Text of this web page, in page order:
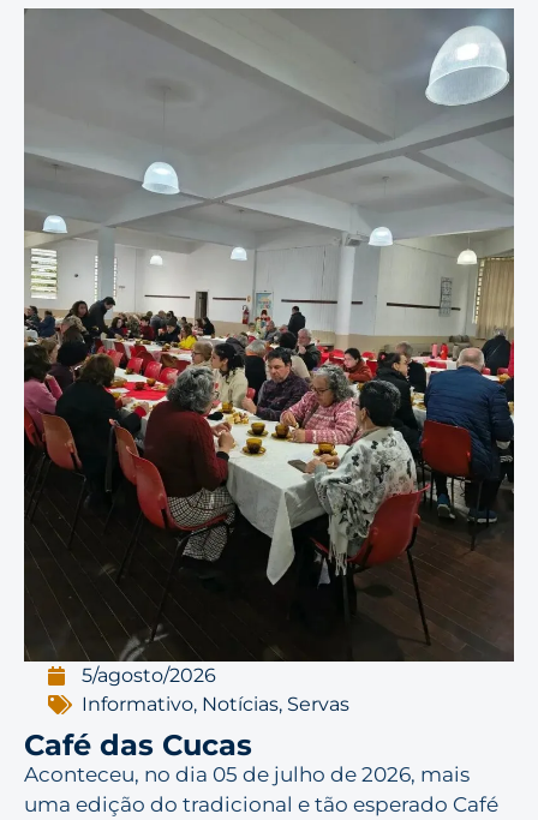
5/agosto/2026
Informativo, Notícias, Servas
Café das Cucas
Aconteceu, no dia 05 de julho de 2026, mais
uma edição do tradicional e tão esperado Café